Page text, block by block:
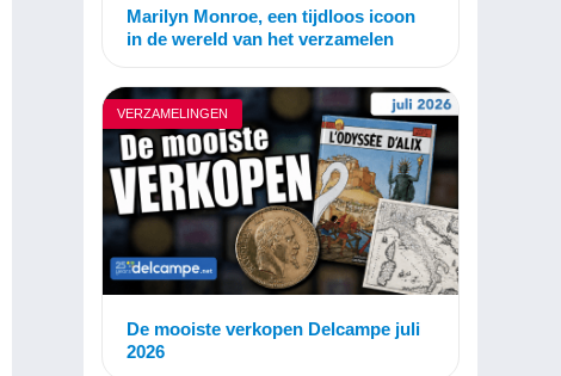
Marilyn Monroe, een tijdloos icoon
in de wereld van het verzamelen
VERZAMELINGEN
De mooiste verkopen Delcampe juli
2026